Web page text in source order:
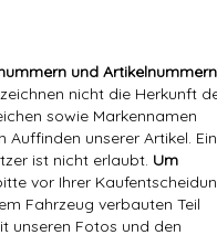
und Artikelnummern
nicht die Herkunft
sowie Markennamen
unserer Artikel.
ist nicht erlaubt. Um
vor Ihrer
Fahrzeug verbauten Teil
unseren Fotos und den